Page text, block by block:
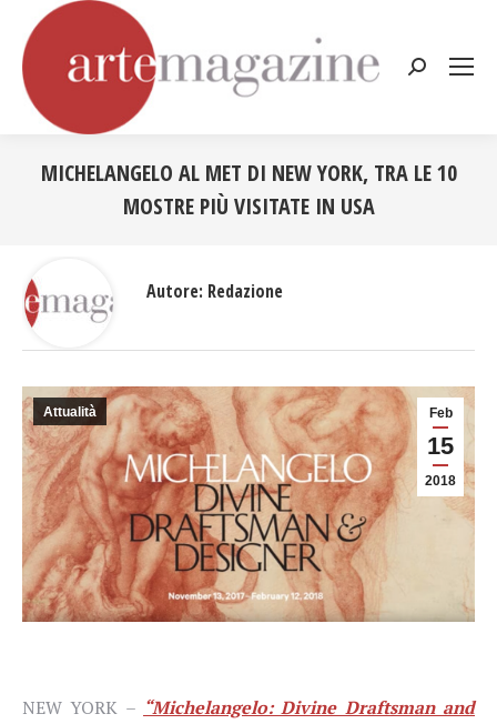
Cerca:
MICHELANGELO AL MET DI NEW YORK, TRA LE 10
MOSTRE PIÙ VISITATE IN USA
Feb
15
2018
Attualità
NEW YORK – “Michelangelo: Divine Draftsman and
Autore: Redazione